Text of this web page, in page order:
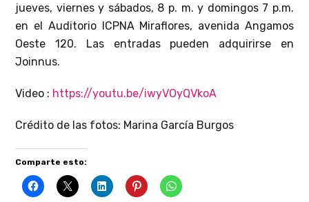
jueves, viernes y sábados, 8 p. m. y domingos 7 p.m.
en el Auditorio ICPNA Miraflores, avenida Angamos
Oeste 120. Las entradas pueden adquirirse en
Joinnus.
Video : https://youtu.be/iwyVOyQVkoA
Crédito de las fotos: Marina García Burgos
Comparte esto: